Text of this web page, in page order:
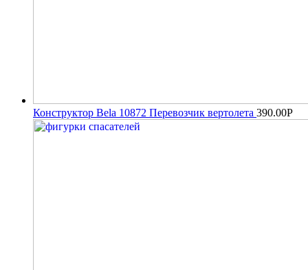
Конструктор Bela 10872 Перевозчик вертолета 390.00Р